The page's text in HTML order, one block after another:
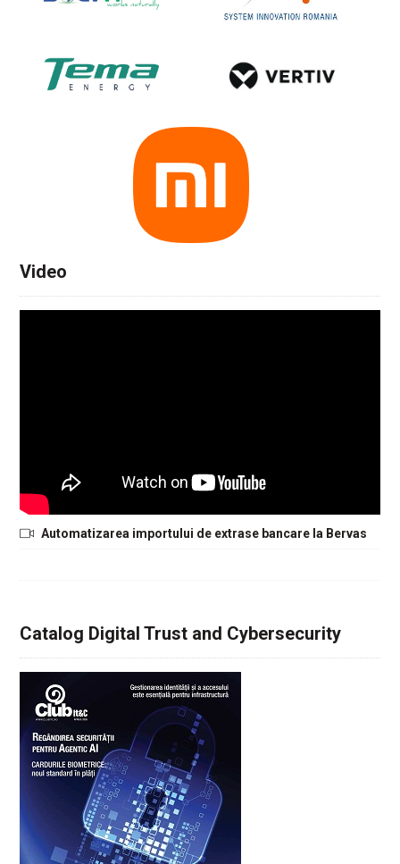
Video
Automatizarea importului de extrase bancare la Bervas
Catalog Digital Trust and Cybersecurity